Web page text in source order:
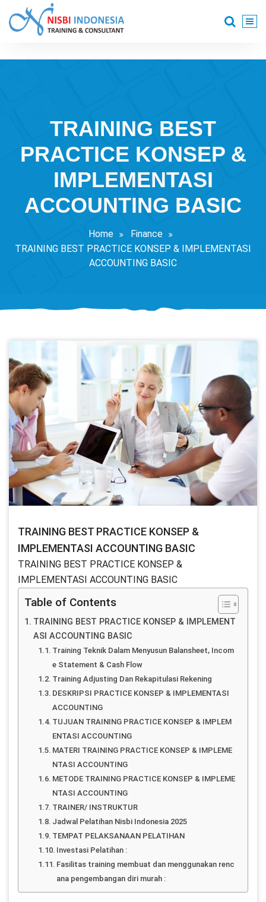
content
TRAINING BEST
PRACTICE KONSEP &
IMPLEMENTASI
ACCOUNTING BASIC
Home
Finance
TRAINING BEST PRACTICE KONSEP & IMPLEMENTASI
ACCOUNTING BASIC
TRAINING BEST PRACTICE KONSEP &
IMPLEMENTASI ACCOUNTING BASIC
TRAINING BEST PRACTICE KONSEP &
IMPLEMENTASI ACCOUNTING BASIC
Table of Contents
TRAINING BEST PRACTICE KONSEP & IMPLEMENT
ASI ACCOUNTING BASIC
Training Teknik Dalam Menyusun Balansheet, Incom
e Statement & Cash Flow
Training Adjusting Dan Rekapitulasi Rekening
DESKRIPSI PRACTICE KONSEP & IMPLEMENTASI
ACCOUNTING
TUJUAN TRAINING PRACTICE KONSEP & IMPLEM
ENTASI ACCOUNTING
MATERI TRAINING PRACTICE KONSEP & IMPLEME
NTASI ACCOUNTING
METODE TRAINING PRACTICE KONSEP & IMPLEME
NTASI ACCOUNTING
TRAINER/ INSTRUKTUR
Jadwal Pelatihan Nisbi Indonesia 2025
TEMPAT PELAKSANAAN PELATIHAN
Investasi Pelatihan :
Fasilitas training membuat dan menggunakan renc
ana pengembangan diri murah :